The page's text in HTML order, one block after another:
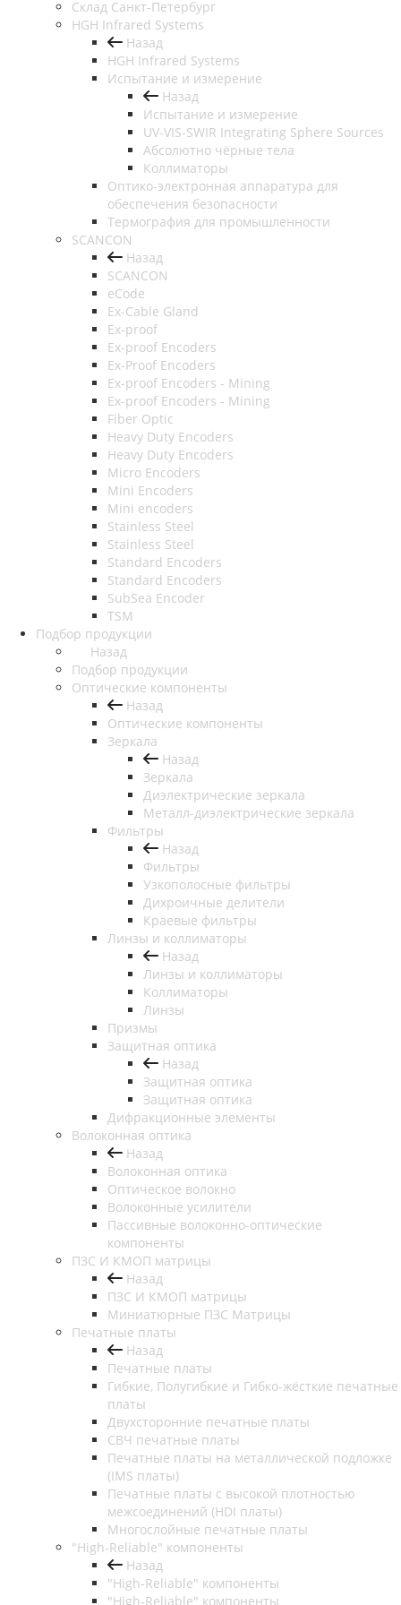
Cклад Санкт-Петербург
HGH Infrared Systems
Назад
HGH Infrared Systems
Испытание и измерение
Назад
Испытание и измерение
UV-VIS-SWIR Integrating Sphere Sources
Абсолютно чёрные тела
Коллиматоры
Оптико-электронная аппаратура для
обеспечения безопасности
Термография для промышленности
SCANCON
Назад
SCANCON
eCode
Ex-Cable Gland
Ex-proof
Ex-proof Encoders
Ex-Proof Encoders
Ex-proof Encoders - Mining
Ex-proof Encoders - Mining
Fiber Optic
Heavy Duty Encoders
Heavy Duty Encoders
Micro Encoders
Mini Encoders
Mini encoders
Stainless Steel
Stainless Steel
Standard Encoders
Standard Encoders
SubSea Encoder
TSM
Подбор продукции
Назад
Подбор продукции
Оптические компоненты
Назад
Оптические компоненты
Зеркала
Назад
Зеркала
Диэлектрические зеркала
Металл-диэлектрические зеркала
Фильтры
Назад
Фильтры
Узкополосные фильтры
Дихроичные делители
Краевые фильтры
Линзы и коллиматоры
Назад
Линзы и коллиматоры
Коллиматоры
Линзы
Призмы
Защитная оптика
Назад
Защитная оптика
Защитная оптика
Дифракционные элементы
Волоконная оптика
Назад
Волоконная оптика
Оптическое волокно
Волоконные усилители
Пассивные волоконно-оптические
компоненты
ПЗС И КМОП матрицы
Назад
ПЗС И КМОП матрицы
Миниатюрные ПЗС Матрицы
Печатные платы
Назад
Печатные платы
Гибкие, Полугибкие и Гибко-жёсткие печатные
платы
Двухсторонние печатные платы
СВЧ печатные платы
Печатные платы на металлической подложке
(IMS платы)
Печатные платы с высокой плотностью
межсоединений (HDI платы)
Многослойные печатные платы
"High-Reliable" компоненты
Назад
"High-Reliable" компоненты
"High-Reliable" компоненты